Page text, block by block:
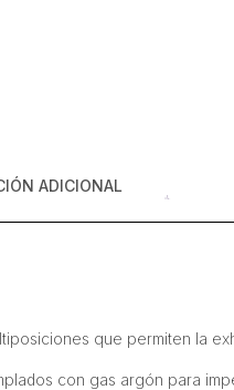
ADICIONAL
que permiten la
con gas argón para